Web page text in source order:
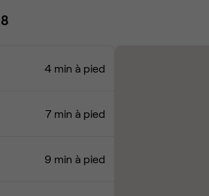
4 min à pied
7 min à pied
9 min à pied